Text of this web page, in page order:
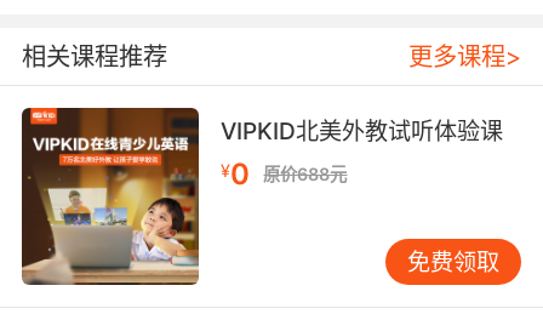
生艇就越少
6. I finance all infrastructure and then lease
your subdivision access to the infrastructure
for 1% of the casino revenue.
我出资建所有基础设施 然后以赌场收入的1% 来
租你的基础设施使用权
相关课程推荐 更多课程>
VIPKID北美外教试听体验课
¥0 原价688元
免费领取